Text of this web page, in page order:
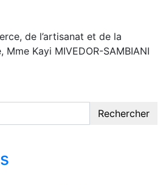
de l’artisanat et de la
Kayi MIVEDOR-SAMBIANI
Rechercher